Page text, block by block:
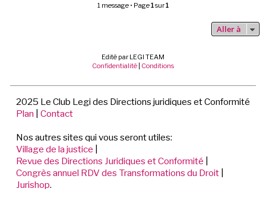
1 message • Page1sur1
Aller à
Edité par LEGI TEAM
Confidentialité | Conditions
2025 Le Club Legi des Directions juridiques et Conformité
Plan
Contact
Nos autres sites qui vous seront utiles:
Village de la justice
Revue des Directions Juridiques et Conformité
Congrès annuel RDV des Transformations du Droit
Jurishop.